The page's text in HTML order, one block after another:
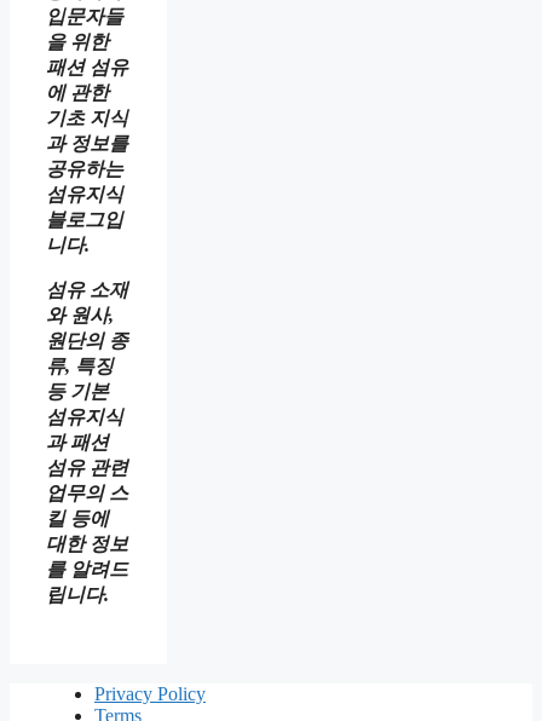
입문자들
을 위한
패션 섬유
에 관한
기초 지식
과 정보를
공유하는
섬유지식
블로그입
니다.
섬유 소재
와 원사,
원단의 종
류, 특징
등 기본
섬유지식
과 패션
섬유 관련
업무의 스
킬 등에
대한 정보
를 알려드
립니다.
Privacy Policy
Terms